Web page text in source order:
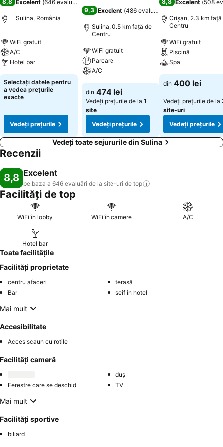
8,8 Excelent (646 evaluări
Sulina, România
WiFi gratuit
A/C
Hotel bar
Selectați datele pentru
a vedea prețurile
exacte
Vedeți prețurile
9,3 Excelent (486 evaluări
Sulina, 0.5 km faţă de
Centru
WiFi gratuit
Parcare
A/C
din 474 lei
Vedeți prețurile de la 1
site
Vedeți prețurile
8,8 Excelent (508
Crişan, 2.3 km faţă
Centru
WiFi gratuit
Piscină
Spa
din 400 lei
Vedeți prețurile de la
site-uri
Vedeți prețurile
Vedeți toate sejururile din Sulina
Recenzii
8,8 Excelent
pe baza a 646 evaluări de la site-uri de top
Facilități de top
WiFi în lobby WiFi în camere A/C
Hotel bar
Toate facilitățile
Facilități proprietate
centru afaceri
terasă
Bar
seif în hotel
Mai mult
Accesibilitate
Acces scaun cu rotile
Facilități cameră
duș
Ferestre care se deschid
TV
Mai mult
Facilități sportive
biliard